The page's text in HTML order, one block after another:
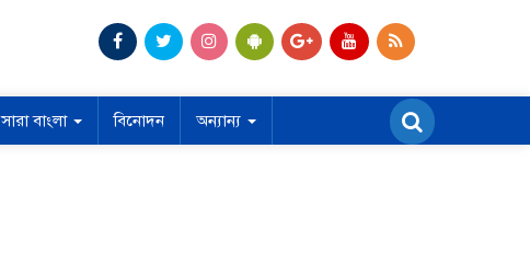
সারা বাংলা বিনোদন অন্যান্য